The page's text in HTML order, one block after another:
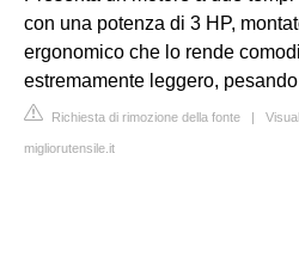
con una potenza di 3 HP,
ergonomico che lo rende
estremamente leggero,
Richiesta di rimozione della fonte |
migliorutensile.it